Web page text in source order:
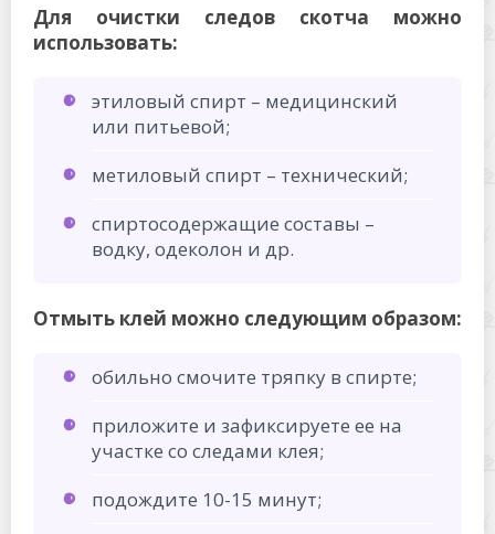
Для очистки следов скотча можно
использовать:
этиловый спирт – медицинский
или питьевой;
метиловый спирт – технический;
спиртосодержащие составы –
водку, одеколон и др.
Отмыть клей можно следующим образом:
обильно смочите тряпку в спирте;
приложите и зафиксируете ее на
участке со следами клея;
подождите 10-15 минут;